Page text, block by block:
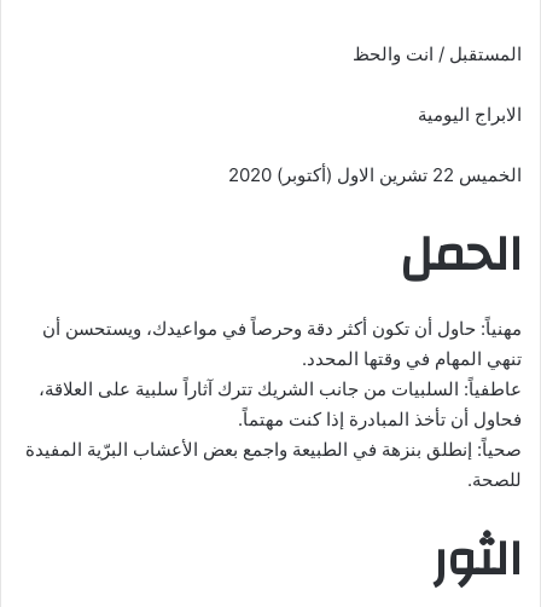
المستقبل / انت والحظ
الابراج اليومية
الخميس 22 تشرين الاول (أكتوبر) 2020
الحمل
مهنياً: حاول أن تكون أكثر دقة وحرصاً في مواعيدك، ويستحسن أن
تنهي المهام في وقتها المحدد.
عاطفياً: السلبيات من جانب الشريك تترك آثاراً سلبية على العلاقة،
فحاول أن تأخذ المبادرة إذا كنت مهتماً.
صحياً: إنطلق بنزهة في الطبيعة واجمع بعض الأعشاب البرّية المفيدة
للصحة.
الثور